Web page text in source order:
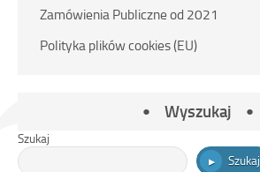
Zamówienia Publiczne od 2021
Polityka plików cookies (EU)
Wyszukaj
Szukaj
Szukaj